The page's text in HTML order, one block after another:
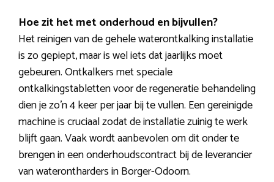
Hoe zit het met onderhoud en bijvullen?
Het reinigen van de gehele waterontkalking installatie
is zo gepiept, maar is wel iets dat jaarlijks moet
gebeuren. Ontkalkers met speciale
ontkalkingstabletten voor de regeneratie behandeling
dien je zo’n 4 keer per jaar bij te vullen. Een gereinigde
machine is cruciaal zodat de installatie zuinig te werk
blijft gaan. Vaak wordt aanbevolen om dit onder te
brengen in een onderhoudscontract bij de leverancier
van waterontharders in Borger-Odoorn.